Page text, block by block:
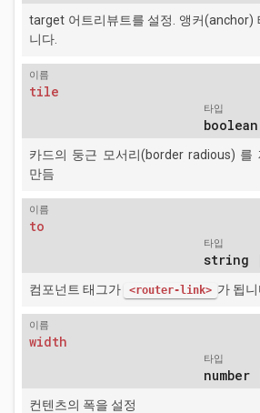
target 어트리뷰트를 설정. 앵커(anchor)
니다.
이름
tile
타입
boolean
카드의 둥근 모서리(border radious) 를
만듬
이름
to
타입
string
컴포넌트 태그가 <router-link> 가 됩니
이름
width
타입
컨텐츠의 폭을 설정